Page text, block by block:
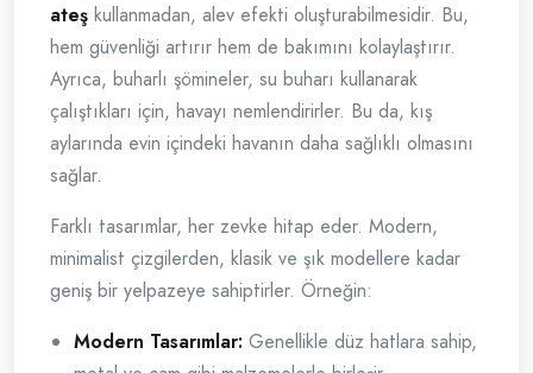
ateş kullanmadan, alev efekti oluşturabilmesidir. Bu,
hem güvenliği artırır hem de bakımını kolaylaştırır.
Ayrıca, buharlı şömineler, su buharı kullanarak
çalıştıkları için, havayı nemlendirirler. Bu da, kış
aylarında evin içindeki havanın daha sağlıklı olmasını
sağlar.
Farklı tasarımlar, her zevke hitap eder. Modern,
minimalist çizgilerden, klasik ve şık modellere kadar
geniş bir yelpazeye sahiptirler. Örneğin:
Modern Tasarımlar: Genellikle düz hatlara sahip,